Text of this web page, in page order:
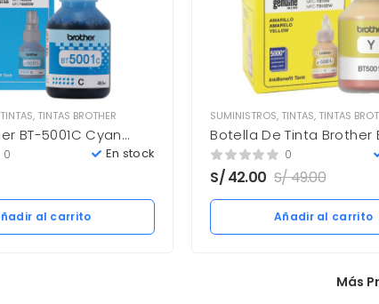
TINTAS, TINTAS BROTHER
BT-5001C Cyan
0 En stock
al carrito
SUMINISTROS, TINTAS, TINTAS
Botella De Tinta Brother
Yellow 48.8ML
0
S/42.00 S/49.00
Añadir al carrito
Más